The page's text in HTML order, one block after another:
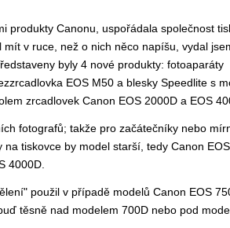
produkty Canonu, uspořádala společnost
v ruce, než o nich něco napíšu, vydal
byly 4 nové produkty: fotoaparáty
EOS M50 a blesky Speedlite s
zrcadlovek Canon EOS 2000D a EOS
fotografů; takže pro začátečníky nebo
tiskovce by model starší, tedy Canon
4000D.
použil v případě modelů Canon EOS
těsně nad modelem 700D nebo pod